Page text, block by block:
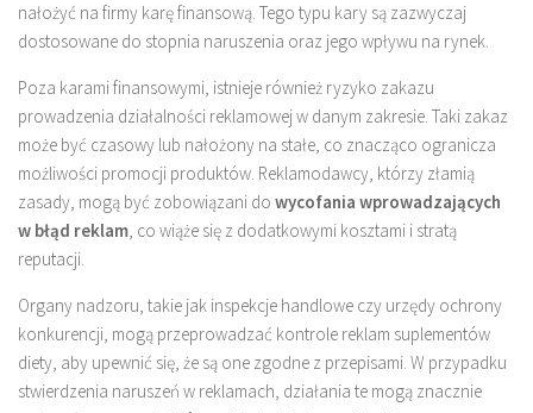
nałożyć na firmy karę finansową. Tego typu kary są zazwyczaj
dostosowane do stopnia naruszenia oraz jego wpływu na rynek.
Poza karami finansowymi, istnieje również ryzyko zakazu
prowadzenia działalności reklamowej w danym zakresie. Taki zakaz
może być czasowy lub nałożony na stałe, co znacząco ogranicza
możliwości promocji produktów. Reklamodawcy, którzy złamią
zasady, mogą być zobowiązani do wycofania wprowadzających
w błąd reklam, co wiąże się z dodatkowymi kosztami i stratą
reputacji.
Organy nadzoru, takie jak inspekcje handlowe czy urzędy ochrony
konkurencji, mogą przeprowadzać kontrole reklam suplementów
diety, aby upewnić się, że są one zgodne z przepisami. W przypadku
stwierdzenia naruszeń w reklamach, działania te mogą znacznie